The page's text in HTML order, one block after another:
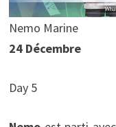
Nemo Marine
24 Décembre
Day 5